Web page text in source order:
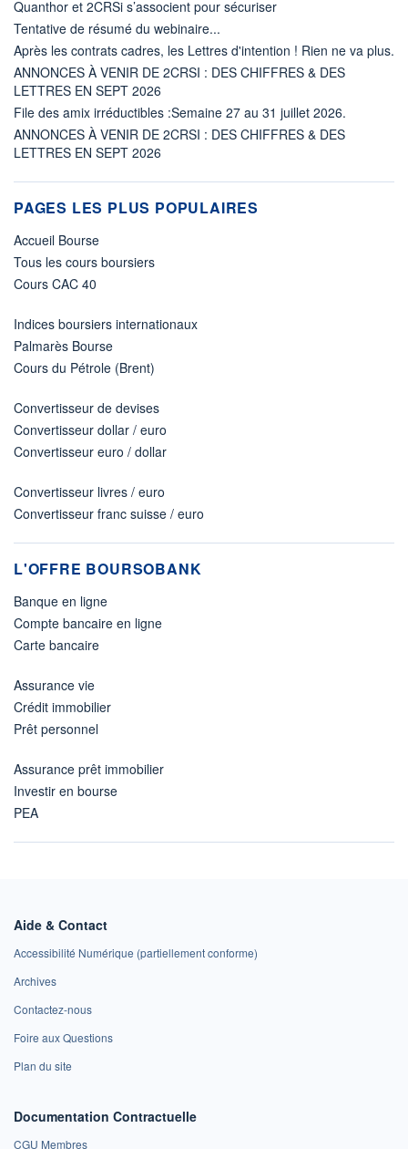
Quanthor et 2CRSi s’associent pour sécuriser
Tentative de résumé du webinaire...
Après les contrats cadres, les Lettres d'intention ! Rien ne va plus.
ANNONCES À VENIR DE 2CRSI : DES CHIFFRES & DES
LETTRES EN SEPT 2026
File des amix irréductibles :Semaine 27 au 31 juillet 2026.
ANNONCES À VENIR DE 2CRSI : DES CHIFFRES & DES
LETTRES EN SEPT 2026
PAGES LES PLUS POPULAIRES
Accueil Bourse
Tous les cours boursiers
Cours CAC 40
Indices boursiers internationaux
Palmarès Bourse
Cours du Pétrole (Brent)
Convertisseur de devises
Convertisseur dollar / euro
Convertisseur euro / dollar
Convertisseur livres / euro
Convertisseur franc suisse / euro
L'OFFRE BOURSOBANK
Banque en ligne
Compte bancaire en ligne
Carte bancaire
Assurance vie
Crédit immobilier
Prêt personnel
Assurance prêt immobilier
Investir en bourse
PEA
Aide & Contact
Accessibilité Numérique (partiellement conforme)
Archives
Contactez-nous
Foire aux Questions
Plan du site
Documentation Contractuelle
CGU Membres